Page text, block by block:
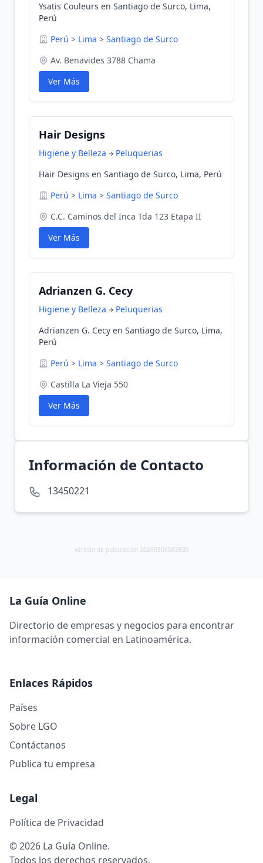
Ysatis Couleurs en Santiago de Surco, Lima,
Perú
Perú > Lima > Santiago de Surco
Av. Benavides 3788 Chama
Ver Más
Hair Designs
Higiene y Belleza
Peluquerias
Hair Designs en Santiago de Surco, Lima, Perú
Perú > Lima > Santiago de Surco
C.C. Caminos del Inca Tda 123 Etapa II
Ver Más
Adrianzen G. Cecy
Higiene y Belleza
Peluquerias
Adrianzen G. Cecy en Santiago de Surco, Lima,
Perú
Perú > Lima > Santiago de Surco
Castilla La Vieja 550
Ver Más
Información de Contacto
13450221
versión de publicación 20260806063835
La Guía Online
Directorio de empresas y negocios para encontrar
información comercial en Latinoamérica.
Enlaces Rápidos
Países
Sobre LGO
Contáctanos
Publica tu empresa
Legal
Política de Privacidad
© 2026 La Guía Online.
Todos los derechos reservados.